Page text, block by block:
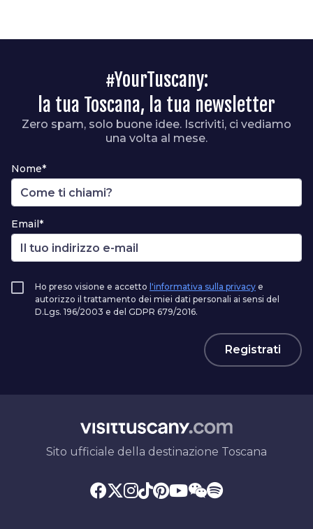
#YourTuscany:
la tua Toscana, la tua newsletter
Zero spam, solo buone idee. Iscriviti, ci vediamo
una volta al mese.
Nome*
Email*
Ho preso visione e accetto l'informativa sulla privacy e
autorizzo il trattamento dei miei dati personali ai sensi del
D.Lgs. 196/2003 e del GDPR 679/2016.
Registrati
Sito ufficiale della destinazione Toscana